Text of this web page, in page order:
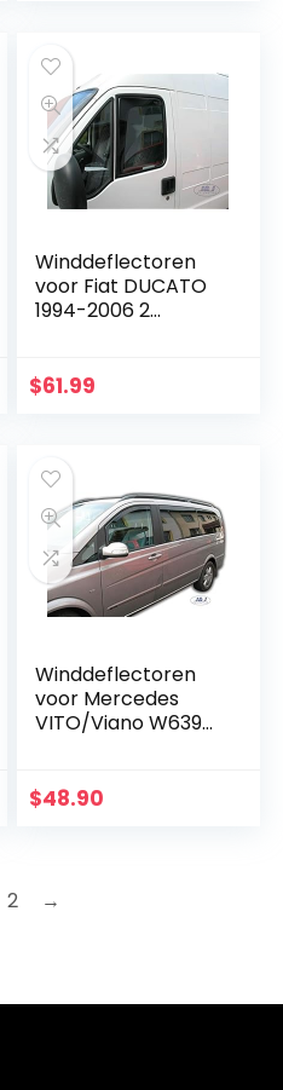
Winddeflectoren
voor Fiat DUCATO
1994-2006 2
$61.99
Winddeflectoren
voor Mercedes
VITO/Viano W639
$48.90
2 →